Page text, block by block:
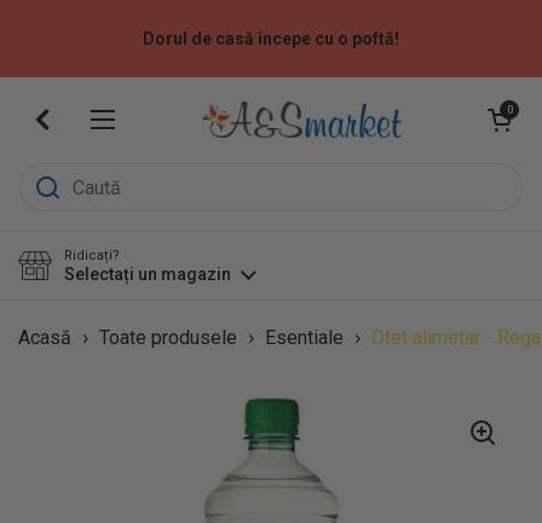
Dorul de casă începe cu o poftă!
Deschide meniu
Deschide
0
Ridicați?
Selectați un magazin
Acasă › Toate produsele › Esentiale › Otet alimetar -